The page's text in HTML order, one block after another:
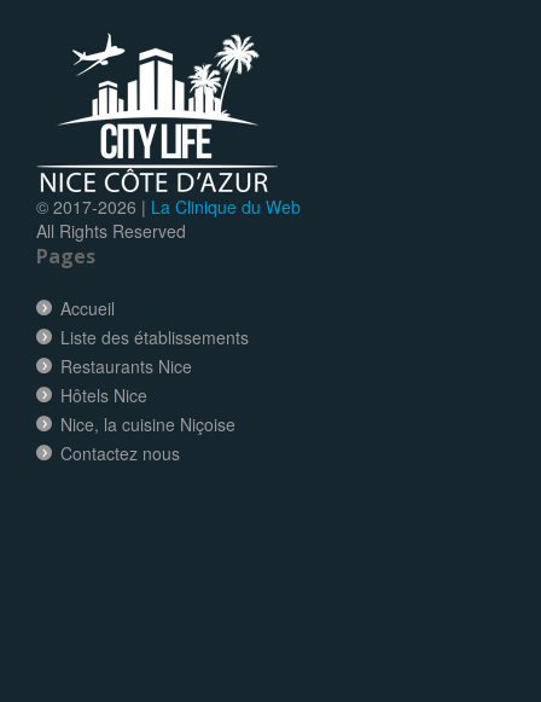
© 2017-2026 | La Clinique du Web
All Rights Reserved
Pages
Accueil
Liste des établissements
Restaurants Nice
Hôtels Nice
Nice, la cuisine Niçoise
Contactez nous